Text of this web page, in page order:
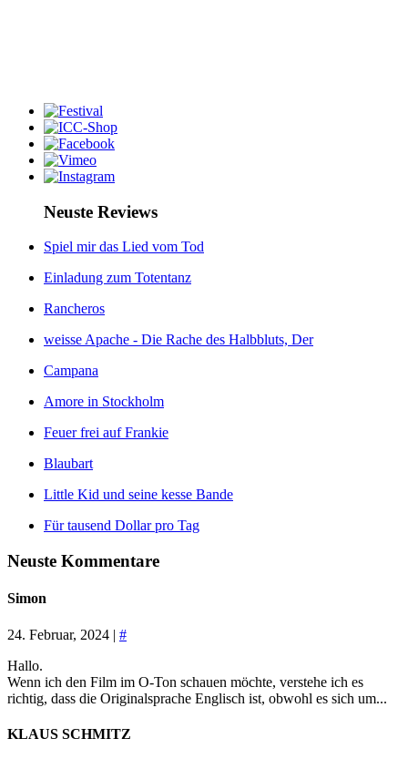
Neuste Reviews
Spiel mir das Lied vom Tod
Einladung zum Totentanz
Rancheros
weisse Apache - Die Rache des Halbbluts, Der
Campana
Amore in Stockholm
Feuer frei auf Frankie
Blaubart
Little Kid und seine kesse Bande
Für tausend Dollar pro Tag
Neuste Kommentare
Simon
24. Februar, 2024 | #
Hallo.
Wenn ich den Film im O-Ton schauen möchte, verstehe ich es
richtig, dass die Originalsprache Englisch ist, obwohl es sich um...
KLAUS SCHMITZ